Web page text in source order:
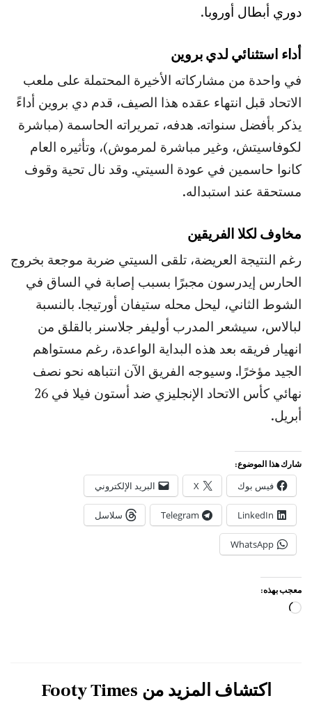
دوري أبطال أوروبا.
أداء استثنائي لدي بروين
في واحدة من مشاركاته الأخيرة المحتملة على ملعب
الاتحاد قبل انتهاء عقده هذا الصيف، قدم دي بروين أداءً
يذكر بأفضل سنواته. هدفه، تمريراته الحاسمة (مباشرة
لكوفاسيتش، وغير مباشرة لمرموش)، وتأثيره العام
كانوا حاسمين في عودة السيتي. وقد نال تحية وقوف
مستحقة عند استبداله.
مخاوف لكلا الفريقين
رغم النتيجة العريضة، تلقى السيتي ضربة موجعة بخروج
الحارس إيدرسون مجبرًا بسبب إصابة في الساق في
الشوط الثاني، ليحل محله ستيفان أورتيجا. بالنسبة
لبالاس، سيشعر المدرب أوليفر جلاسنر بالقلق من
انهيار فريقه بعد هذه البداية الواعدة، رغم مستواهم
الجيد مؤخرًا. وسيوجه الفريق الآن انتباهه نحو نصف
نهائي كأس الاتحاد الإنجليزي ضد أستون فيلا في 26
أبريل.
شارك هذا الموضوع:
فيس بوك X البريد الإلكتروني
LinkedIn
Telegram سلاسل
WhatsApp
معجب بهذه:
جاري
اكتشاف المزيد من Footy Times